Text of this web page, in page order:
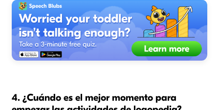
4. ¿Cuándo es el mejor momento para